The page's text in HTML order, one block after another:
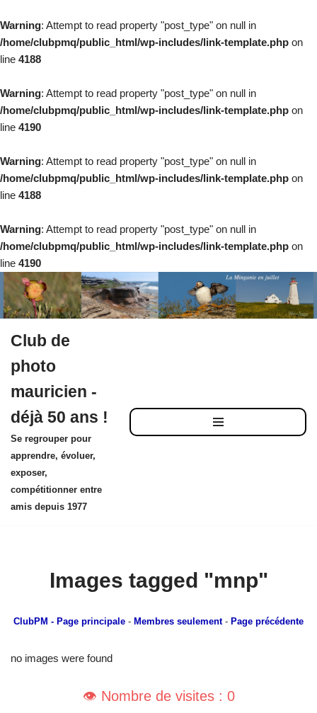
Warning: Attempt to read property "post_type" on null in
/home/clubpmq/public_html/wp-includes/link-template.php on
line 4188
Warning: Attempt to read property "post_type" on null in
/home/clubpmq/public_html/wp-includes/link-template.php on
line 4190
Warning: Attempt to read property "post_type" on null in
/home/clubpmq/public_html/wp-includes/link-template.php on
line 4188
Warning: Attempt to read property "post_type" on null in
/home/clubpmq/public_html/wp-includes/link-template.php on
line 4190
au
contenu
Club de
photo
mauricien -
déjà 50 ans !
Se regrouper pour
apprendre, évoluer,
exposer,
compétitionner entre
amis depuis 1977
Images tagged "mnp"
ClubPM - Page principale - Membres seulement- Page précédente
no images were found
👁️ Nombre de visites : 0